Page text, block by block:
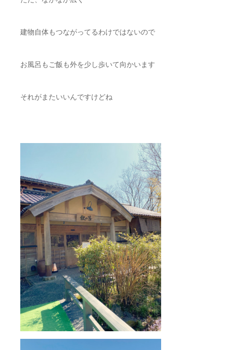
建物自体もつながってるわけではないので
お風呂もご飯も外を少し歩いて向かいます
それがまたいいんですけどね